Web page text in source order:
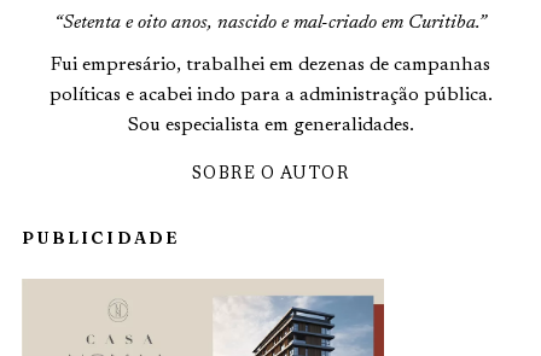
“Setenta e oito anos, nascido e mal-criado em Curitiba.”
Fui empresário, trabalhei em dezenas de campanhas
políticas e acabei indo para a administração pública.
Sou especialista em generalidades.
SOBRE O AUTOR
PUBLICIDADE